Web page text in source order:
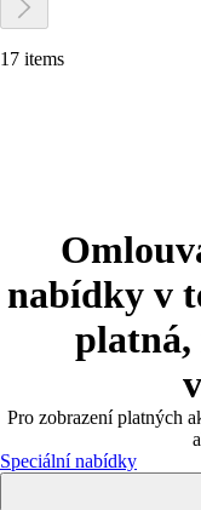
17 items
nabídky v
platná,
Pro zobrazení platných
Speciální nabídky